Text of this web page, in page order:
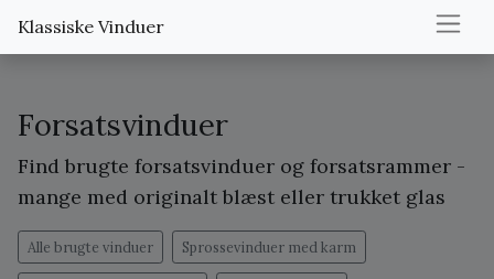
Klassiske Vinduer
Forsatsvinduer
Find brugte forsatsvinduer og forsatsrammer -
mange med originalt blæst eller trukket glas
Alle brugte vinduer Sprossevinduer med karm